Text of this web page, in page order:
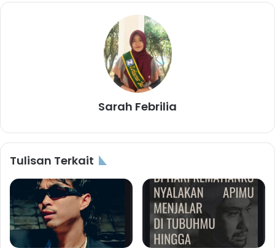
Sarah Febrilia
Tulisan Terkait